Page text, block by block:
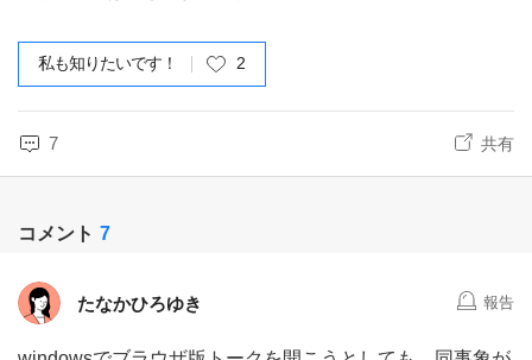
私も知りたいです！ 2
7 共有
コメント 7
たなかひろゆき 報告